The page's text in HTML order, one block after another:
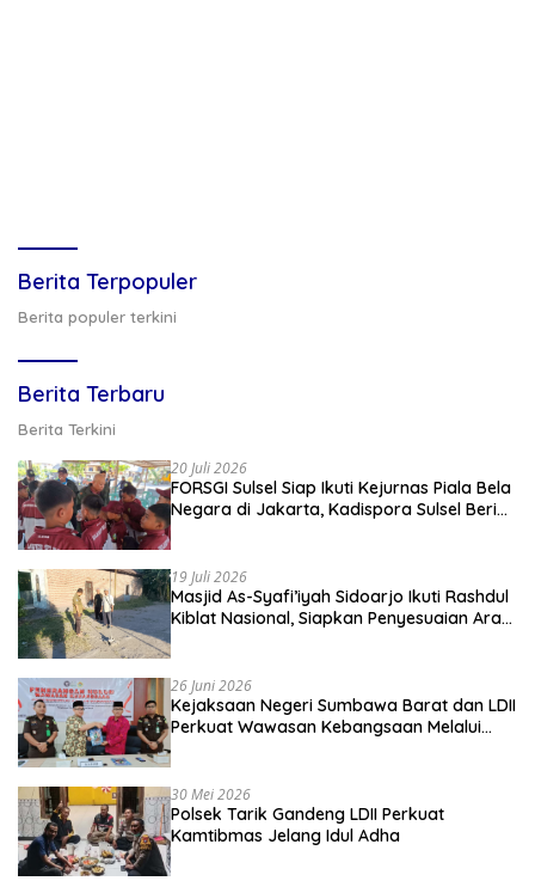
Berita Terpopuler
Berita populer terkini
Berita Terbaru
Berita Terkini
20 Juli 2026
FORSGI Sulsel Siap Ikuti Kejurnas Piala Bela
Negara di Jakarta, Kadispora Sulsel Beri
19 Juli 2026
Masjid As-Syafi’iyah Sidoarjo Ikuti Rashdul
Kiblat Nasional, Siapkan Penyesuaian Arah
26 Juni 2026
Kejaksaan Negeri Sumbawa Barat dan LDII
Perkuat Wawasan Kebangsaan Melalui
30 Mei 2026
Polsek Tarik Gandeng LDII Perkuat
Kamtibmas Jelang Idul Adha